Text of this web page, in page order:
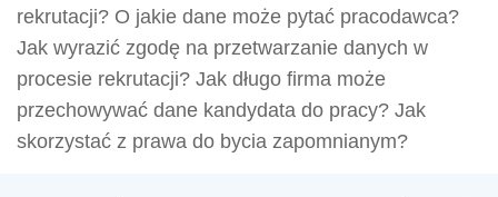
rekrutacji? O jakie dane może pytać pracodawca?
Jak wyrazić zgodę na przetwarzanie danych w
procesie rekrutacji? Jak długo firma może
przechowywać dane kandydata do pracy? Jak
skorzystać z prawa do bycia zapomnianym?